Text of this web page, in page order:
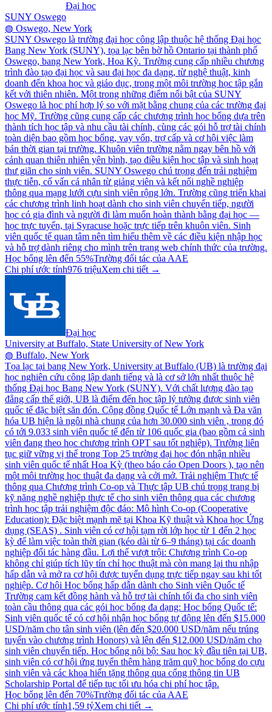
Đại học
SUNY Oswego
◍ Oswego, New York
SUNY Oswego là trường đại học công lập thuộc hệ thống Đại học
Bang New York (SUNY), tọa lạc bên bờ hồ Ontario tại thành phố
Oswego, bang New York, Hoa Kỳ. Trường cung cấp nhiều chương
trình đào tạo đại học và sau đại học đa dạng, từ nghệ thuật, kinh
doanh đến khoa học và giáo dục, trong một môi trường học tập gắn
kết với thiên nhiên. Một trong những điểm nổi bật của SUNY
Oswego là học phí hợp lý so với mặt bằng chung của các trường đại
học Mỹ. Trường cũng cung cấp các chương trình học bổng dựa trên
thành tích học tập và nhu cầu tài chính, cùng các gói hỗ trợ tài chính
toàn diện bao gồm học bổng, vay vốn, trợ cấp và cơ hội việc làm
bán thời gian tại trường. Khuôn viên trường nằm ngay bên hồ với
cảnh quan thiên nhiên yên bình, tạo điều kiện học tập và sinh hoạt
thư giãn cho sinh viên. SUNY Oswego chú trọng đến trải nghiệm
thực tiễn, cố vấn cá nhân từ giảng viên và kết nối nghề nghiệp
thông qua mạng lưới cựu sinh viên rộng lớn. Trường cũng triển khai
các chương trình linh hoạt dành cho sinh viên chuyển tiếp, người
học có gia đình và người đi làm muốn hoàn thành bằng đại học —
học trực tuyến, tại Syracuse hoặc trực tiếp trên khuôn viên. Sinh
viên quốc tế quan tâm nên tìm hiểu thêm về các điều kiện nhập học
và hỗ trợ dành riêng cho mình trên trang web chính thức của trường.
Học bổng lên đến 55%Trường đối tác của AAE
Chi phí ước tính976 triệuXem chi tiết →
Đại học
University at Buffalo, State University of New York
◍ Buffalo, New York
Tọa lạc tại bang New York, University at Buffalo (UB) là trường đại
học nghiên cứu công lập danh tiếng và là cơ sở lớn nhất thuộc hệ
thống Đại học Bang New York (SUNY). Với chất lượng đào tạo
đẳng cấp thế giới, UB là điểm đến học tập lý tưởng được sinh viên
quốc tế đặc biệt săn đón. Cộng đồng Quốc tế Lớn mạnh và Đa văn
hóa UB hiện là ngôi nhà chung của hơn 30.000 sinh viên , trong đó
có tới 9.033 sinh viên quốc tế đến từ 106 quốc gia (bao gồm cả sinh
viên đang theo học chương trình OPT sau tốt nghiệp). Trường liên
tục giữ vững vị thế trong Top 25 trường đại học đón nhận nhiều
sinh viên quốc tế nhất Hoa Kỳ (theo báo cáo Open Doors ), tạo nên
một môi trường học thuật đa dạng và cởi mở. Trải nghiệm Thực tế
thông qua Chương trình Co-op và Thực tập UB chú trọng trang bị
kỹ năng nghề nghiệp thực tế cho sinh viên thông qua các chương
trình học tập trải nghiệm độc đáo: Mô hình Co-op (Cooperative
Education): Đặc biệt mạnh mẽ tại Khoa Kỹ thuật và Khoa học Ứng
dụng (SEAS) . Sinh viên có cơ hội tạm rời lớp học từ 1 đến 2 học
kỳ để làm việc toàn thời gian (kéo dài từ 6–9 tháng) tại các doanh
nghiệp đối tác hàng đầu. Lợi thế vượt trội: Chương trình Co-op
không chỉ giúp tích lũy tín chỉ học thuật mà còn mang lại thu nhập
hấp dẫn và mở ra cơ hội được tuyển dụng trực tiếp ngay sau khi tốt
nghiệp. Cơ hội Học bổng hấp dẫn dành cho Sinh viên Quốc tế
Trường cam kết đồng hành và hỗ trợ tài chính tối đa cho sinh viên
toàn cầu thông qua các gói học bổng đa dạng: Học bổng Quốc tế:
Sinh viên quốc tế có cơ hội nhận học bổng tự động lên đến $15.000
USD/năm cho tân sinh viên (lên đến $20.000 USD/năm nếu trúng
tuyển vào chương trình Honors) và lên đến $12.000 USD/năm cho
sinh viên chuyển tiếp. Học bổng nội bộ: Sau học kỳ đầu tiên tại UB,
sinh viên có cơ hội ứng tuyển thêm hàng trăm quỹ học bổng do cựu
sinh viên và các khoa hiến tặng thông qua cổng thông tin UB
Scholarship Portal để tiếp tục tối ưu hóa chi phí học tập.
Học bổng lên đến 70%Trường đối tác của AAE
Chi phí ước tính1,59 tỷXem chi tiết →